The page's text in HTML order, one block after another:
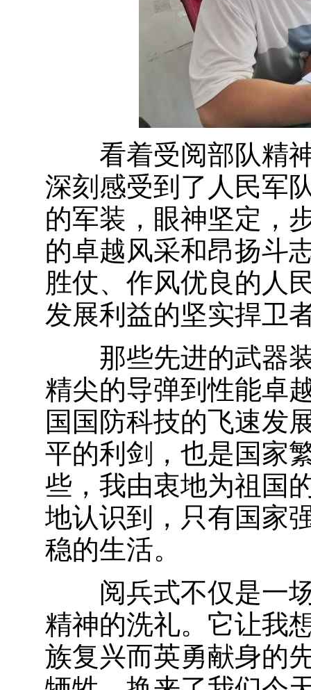
看着受阅部队精神
深刻感受到了人民军
的军装，眼神坚定，
的卓越风采和昂扬斗
胜仗、作风优良的人
发展利益的坚实捍卫
那些先进的武器装
精尖的导弹到性能卓
国国防科技的飞速发
平的利剑，也是国家
些，我由衷地为祖国
地认识到，只有国家
稳的生活。
阅兵式不仅是一场
精神的洗礼。它让我
族复兴而英勇献身的